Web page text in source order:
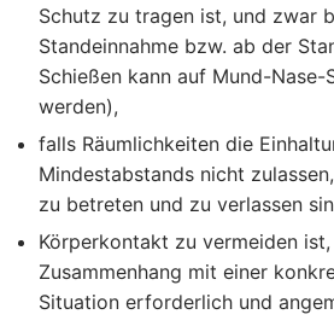
Schutz zu tragen ist, und zwar
Standeinnahme bzw. ab der
Schießen kann auf Mund-
werden),
falls Räumlichkeiten die
Mindestabstands nicht
zu betreten und zu verlassen
Körperkontakt zu vermeiden
Zusammenhang mit einer
Situation erforderlich und